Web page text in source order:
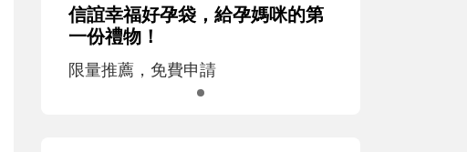
信誼幸福好孕袋，給孕媽咪的第
一份禮物！
限量推薦，免費申請